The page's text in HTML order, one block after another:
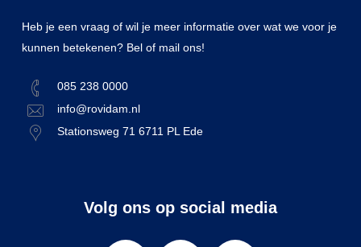
Heb je een vraag of wil je meer informatie over wat we voor je
kunnen betekenen? Bel of mail ons!
085 238 0000
info@rovidam.nl
Stationsweg 71 6711 PL Ede
Volg ons op social media